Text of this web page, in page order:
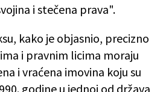
i stečena prava".
kako je objasnio, precizno
i pravnim licima moraju
i vraćena imovina koju su
godine u jednoj od država